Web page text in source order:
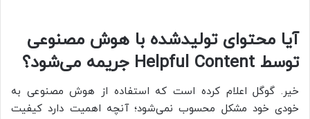
آیا محتوای تولیدشده با هوش مصنوعی
توسط Helpful Content جریمه می‌شود؟
خیر. گوگل اعلام کرده است که استفاده از هوش مصنوعی به
خودی خود مشکل محسوب نمی‌شود؛ آنچه اهمیت دارد کیفیت